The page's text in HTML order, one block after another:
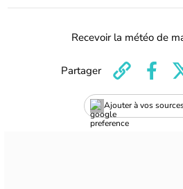
Recevoir la météo de
Ajouter à vos
Partager